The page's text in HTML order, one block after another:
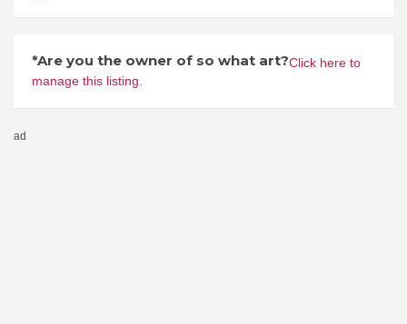
*Are you the owner of so what art?Click here to
manage this listing.
ad